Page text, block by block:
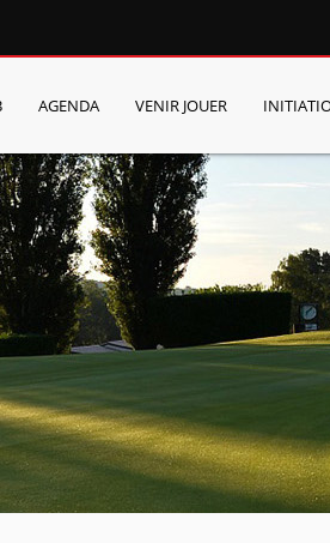
AGENDA VENIR JOUER